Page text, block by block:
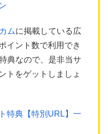
ムに掲載している広
イント数で利用でき
典なので、是非当サ
トをゲットしましょ
特典【特別URL】一